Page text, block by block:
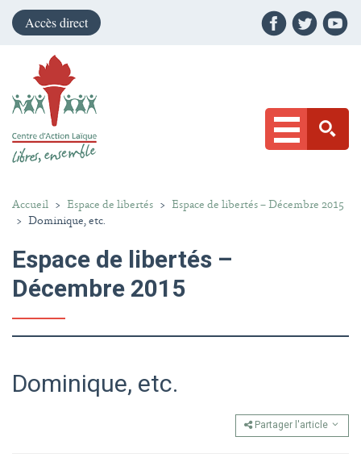
Accès direct
Accueil > Espace de libertés > Espace de libertés – Décembre 2015
> Dominique, etc.
Espace de libertés –
Décembre 2015
Dominique, etc.
Partager l'article